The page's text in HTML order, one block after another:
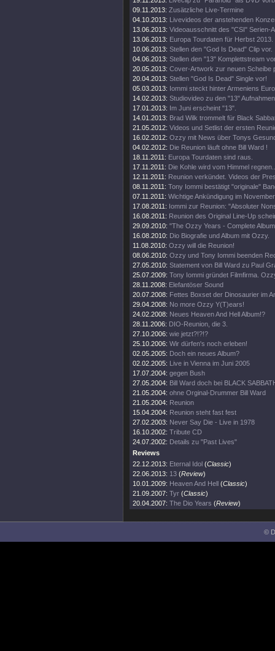
09.11.2013: Zusätzliche Live-Termine
04.10.2013: Livevideos der anstehenden
13.06.2013: Videoausschnitt des "CSI" Serien-
13.06.2013: Europa Tourdaten für Herbst 2013.
10.06.2013: Stellen den "God Is Dead" Clip vor.
04.06.2013: Stellen den "13" Komplettstream
20.05.2013: Cover-Artwork zur neuen Scheibe
20.04.2013: Stellen "God Is Dead" Single vor!
05.03.2013: Iommi steckt hinter Armeniens
14.02.2013: Studiovideo zu den "13"
17.01.2013: Im Juni erscheint "13".
14.01.2013: Brad Wilk trommelt für Black
21.05.2012: Videos und Setlist der ersten
16.02.2012: Ozzy mit News über Tonys
04.02.2012: Die Reunion läuft ohne Bill Ward !
18.11.2011: Europa Tourdaten sind raus.
17.11.2011: Die Kohle wird vom Himmel
12.11.2011: Reunion verkündet. Videos der
08.11.2011: Tony Iommi bestätigt "originale"
07.11.2011: Wichtige Ankündigung im
17.08.2011: Iommi zur Reunion: "Absoluter
16.08.2011: Reunion des Original Line-Up
29.09.2010: "The Ozzy Years - Complete
16.08.2010: Dio Biografie und Album mit Ozzy.
11.08.2010: Ozzy will die Reunion!
08.06.2010: Ozzy und Tony Iommi beenden
27.05.2010: Statement von Bill Ward zu Paul
25.07.2009: Tony Iommi gründet Filmfirma.
28.11.2008: Elefantöser Sound
20.07.2008: Fettes Boxset der Dinosaurier im
29.04.2008: No more Ozzy Y(T)ears!
24.02.2008: Neues Heaven And Hell Album!?
28.11.2006: DIO-Reunion, die 3.
27.10.2006: wie jetzt?!?!?
25.10.2006: Wir dürfen's noch erleben!
02.05.2005: Doch ein neues Album?
02.02.2005: Live in Vienna im Juni 2005
17.07.2004: gegen Bush
27.05.2004: Bill Ward doch bei BLACK
21.05.2004: ohne Orginal-Drummer Bill Ward
21.05.2004: Reunion
15.04.2004: Reunion steht fast fest
27.02.2003: Never Say Die - Live in 1978
16.10.2002: Tribute CD
24.07.2002: Details zu "Past Lives"
Reviews
22.12.2013: Eternal Idol (Classic)
22.06.2013: 13 (Review)
10.01.2009: Heaven And Hell (Classic)
21.09.2007: Tyr (Classic)
20.04.2007: The Dio Years (Review)
©